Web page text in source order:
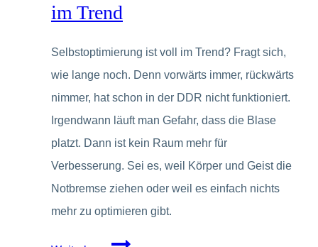
im Trend
Selbstoptimierung ist voll im Trend? Fragt sich,
wie lange noch. Denn vorwärts immer, rückwärts
nimmer, hat schon in der DDR nicht funktioniert.
Irgendwann läuft man Gefahr, dass die Blase
platzt. Dann ist kein Raum mehr für
Verbesserung. Sei es, weil Körper und Geist die
Notbremse ziehen oder weil es einfach nichts
mehr zu optimieren gibt.